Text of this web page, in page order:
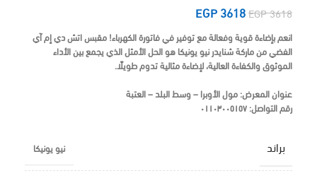
EGP3618
EGP3618
انعم بإضاءة قوية وفعالة مع توفير في فاتورة الكهرباء!مقبس اتش دي إم آي
الفضي من ماركة شنايدر نيو يونيكاهو الحل الأمثل الذي يجمع بين الأداء
الموثوق والكفاءة العالية، لإضاءة مثالية تدوم طويلًا.
عنوان المعرض:مول الأوبرا – وسط البلد – العتبة
رقم التواصل:
براند نيو يونيكا